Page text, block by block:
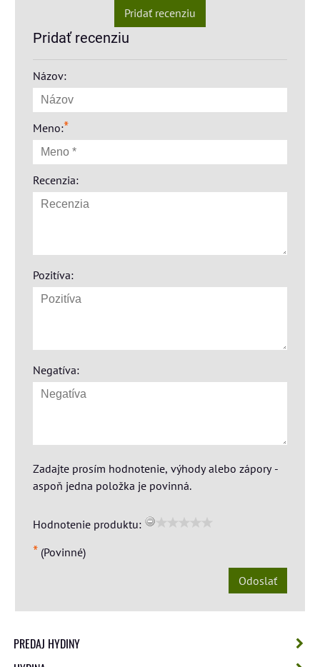
Pridať recenziu
Pridať recenziu
Názov:
Meno:*
Recenzia:
Pozitíva:
Negatíva:
Zadajte prosím hodnotenie, výhody alebo zápory -
aspoň jedna položka je povinná.
Hodnotenie produktu:
* (Povinné)
Odoslať
PREDAJ HYDINY